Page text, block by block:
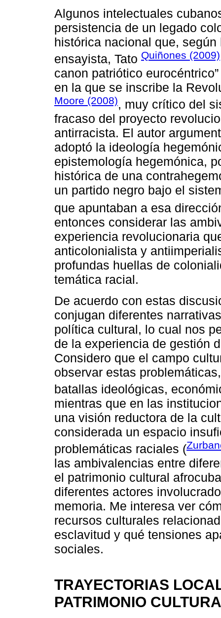
Algunos intelectuales
persistencia de un legado
histórica nacional que,
ensayista, Tato Quiñones (2009)
canon patriótico
en la que se inscribe la
Moore (2008), muy crítico del
fracaso del proyecto
antirracista. El autor
adoptó la ideología
epistemología hegemónica,
histórica de una
un partido negro bajo el
que apuntaban a esa
entonces considerar las
experiencia revolucionaria
anticolonialista y
profundas huellas de
temática racial.
De acuerdo con estas
conjugan diferentes
política cultural, lo cual nos
de la experiencia de gestión
Considero que el campo
observar estas
batallas ideológicas,
mientras que en las
una visión reductora de la
considerada un espacio
problemáticas raciales (
las ambivalencias entre
el patrimonio cultural
diferentes actores
memoria. Me interesa ver
recursos culturales
esclavitud y qué tensiones
sociales.
TRAYECTORIAS
PATRIMONIO